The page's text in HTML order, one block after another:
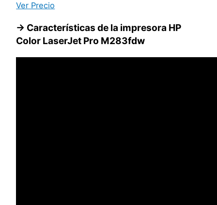
Ver Precio
→ Características de la impresora HP
Color LaserJet Pro M283fdw